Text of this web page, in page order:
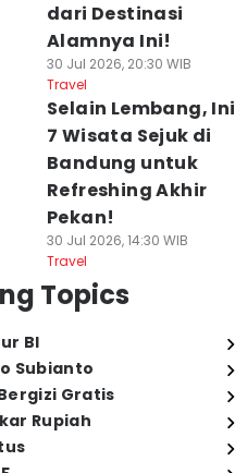
dari Destinasi
Alamnya Ini!
30 Jul 2026, 20:30 WIB
Travel
Selain Lembang, Ini
7 Wisata Sejuk di
Bandung untuk
Refreshing Akhir
Pekan!
30 Jul 2026, 14:30 WIB
Travel
Topics
BI
Subianto
Gratis
Rupiah